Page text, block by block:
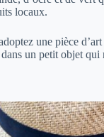
locaux.
une pièce
un petit objet qui